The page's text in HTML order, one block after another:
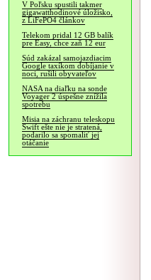
V Poľsku spustili takmer
gigawatthodinové úložisko,
z LiFePO4 článkov
Telekom pridal 12 GB balík
pre Easy, chce zaň 12 eur
Súd zakázal samojazdiacim
Google taxíkom dobíjanie v
noci, rušili obyvateľov
NASA na diaľku na sonde
Voyager 2 úspešne znížila
spotrebu
Misia na záchranu teleskopu
Swift ešte nie je stratená,
podarilo sa spomaliť jej
otáčanie